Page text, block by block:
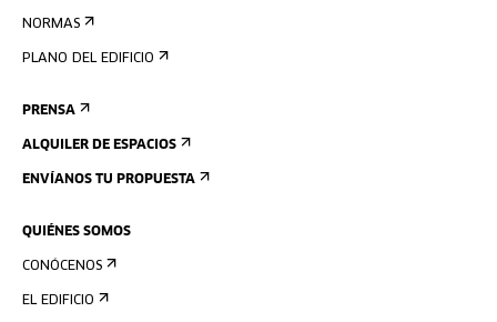
NORMAS
PLANO DEL EDIFICIO
PRENSA
ALQUILER DE ESPACIOS
ENVÍANOS TU PROPUESTA
QUIÉNES SOMOS
CONÓCENOS
EL EDIFICIO